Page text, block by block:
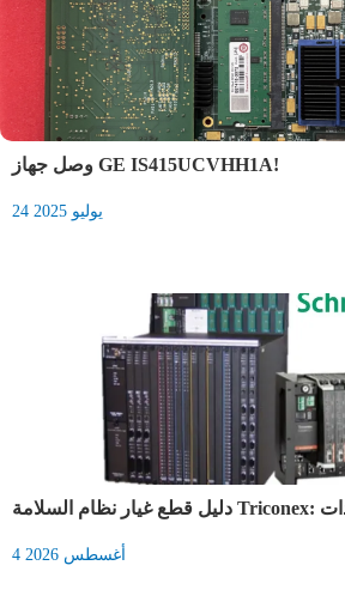
وصل جهاز GE IS415UCVHH1A!
24 يوليو 2025
4 أغسطس 2026